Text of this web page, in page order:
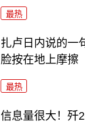
最热
扎卢日内说的一
脸按在地上摩擦
最热
信息量很大！歼